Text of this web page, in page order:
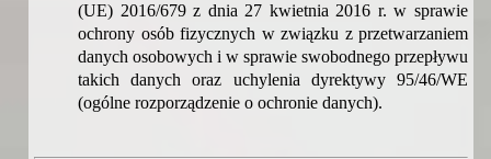
(UE) 2016/679 z dnia 27 kwietnia 2016 r. w sprawie
ochrony osób fizycznych w związku z przetwarzaniem
danych osobowych i w sprawie swobodnego przepływu
takich danych oraz uchylenia dyrektywy 95/46/WE
(ogólne rozporządzenie o ochronie danych).